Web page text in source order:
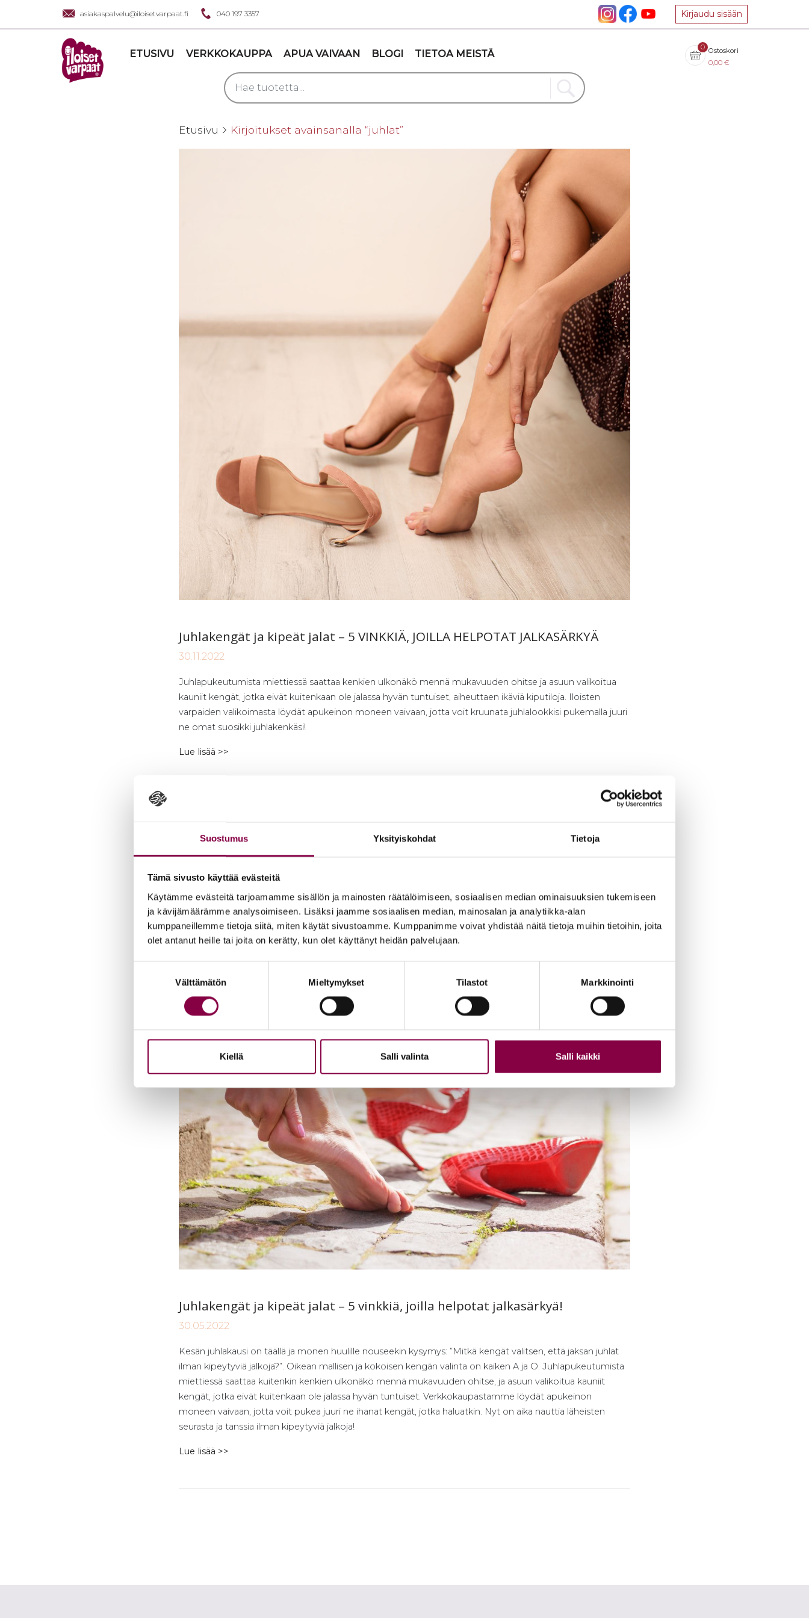
Suostumus Yksityiskohdat Tietoja
Tämä sivusto käyttää evästeitä
Käytämme evästeitä tarjoamamme sisällön ja mainosten räätälöimiseen, sosiaalisen median ominaisuuksien tukemiseen
ja kävijämäärämme analysoimiseen. Lisäksi jaamme sosiaalisen median, mainosalan ja analytiikka-alan
kumppaneillemme tietoja siitä, miten käytät sivustoamme. Kumppanimme voivat yhdistää näitä tietoja muihin tietoihin, joita
olet antanut heille tai joita on kerätty, kun olet käyttänyt heidän palvelujaan.
Välttämätön Mieltymykset Tilastot Markkinointi
Kiellä Salli valinta Salli kaikki
asiakaspalvelu@iloisetvarpaat.fi 040 197 3357 Kirjaudu sisään
ETUSIVU VERKKOKAUPPA APUA VAIVAAN BLOGI TIETOA MEISTÄ
0 Ostoskori
0,00 €
Etusivu Kirjoitukset avainsanalla “juhlat”
Juh­la­ken­gät ja ki­peät ja­lat – 5 VINK­KIÄ, JOIL­LA HEL­PO­TAT JAL­KA­SÄR­KYÄ
30.11.2022
Juhlapukeutumista miettiessä saattaa kenkien ulkonäkö mennä mukavuuden ohitse ja asuun valikoitua
kauniit kengät, jotka eivät kuitenkaan ole jalassa hyvän tuntuiset, aiheuttaen ikäviä kiputiloja. Iloisten
varpaiden valikoimasta löydät apukeinon moneen vaivaan, jotta voit kruunata juhlalookkisi pukemalla juuri
ne omat suosikki juhlakenkäsi!
Lue lisää >>
Juh­la­ken­gät ja ki­peät ja­lat – 5 vink­kiä, joil­la hel­po­tat jal­ka­sär­kyä!
30.05.2022
Kesän juhlakausi on täällä ja monen huulille nouseekin kysymys: ”Mitkä kengät valitsen, että jaksan juhlat
ilman kipeytyviä jalkoja?”. Oikean mallisen ja kokoisen kengän valinta on kaiken A ja O. Juhlapukeutumista
miettiessä saattaa kuitenkin kenkien ulkonäkö mennä mukavuuden ohitse, ja asuun valikoitua kauniit
kengät, jotka eivät kuitenkaan ole jalassa hyvän tuntuiset. Verkkokaupastamme löydät apukeinon
moneen vaivaan, jotta voit pukea juuri ne ihanat kengät, jotka haluatkin. Nyt on aika nauttia läheisten
seurasta ja tanssia ilman kipeytyviä jalkoja!
Lue lisää >>